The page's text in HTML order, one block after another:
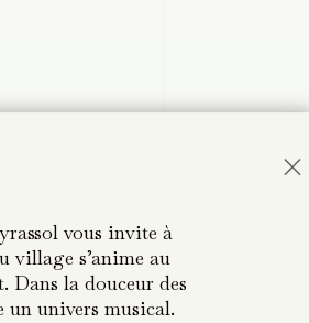
×
vous invite à
village s’anime au
Dans la douceur des
un univers musical.
×
vous invite à
village s’anime au
Dans la douceur des
un univers musical.